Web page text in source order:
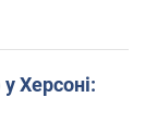
Херсоні: